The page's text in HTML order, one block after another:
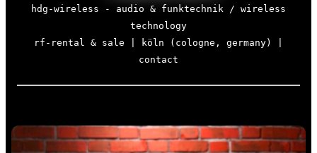
hdg-wireless - audio & funktechnik / wireless
technology
rf-rental & sale | köln (cologne, germany) |
contact